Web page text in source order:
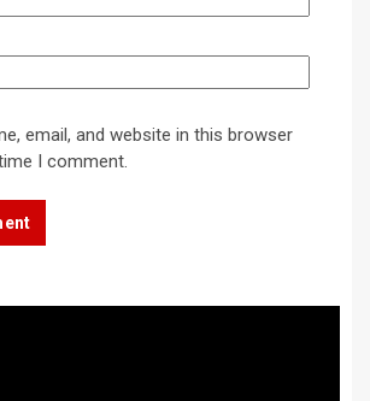
email, and website in this browser
I comment.